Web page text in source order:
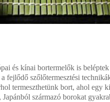
és kínai bortermelők is
fejlődő szőlőtermesztési
termeszthetünk bort, ahol egy
származó borokat